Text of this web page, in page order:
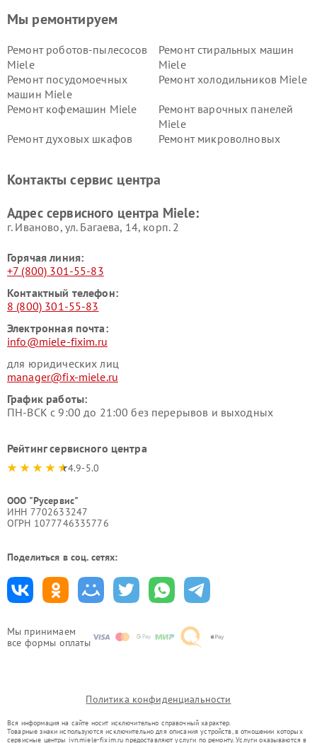
Мы принимаем
все формы оплаты
Мы ремонтируем
Ремонт роботов-пылесосов
Miele
Ремонт стиральных машин
Miele
Ремонт посудомоечных
машин Miele
Ремонт холодильников Miele
Ремонт кофемашин Miele
Ремонт варочных панелей
Miele
Ремонт духовых шкафов
Ремонт микроволновых
Miele
Miele
пылесосов Miele
Контакты сервис центра
Адрес сервисного центра Miele:
г. Иваново, ул. Багаева, 14, корп. 2
Горячая линия:
+7 (800) 301-55-83
Контактный телефон:
8 (800) 301-55-83
Электронная почта:
info@miele-fixim.ru
для юридических лиц
manager@fix-miele.ru
График работы:
ПН-ВСК с 9:00 до 21:00 без перерывов и выходных
Рейтинг сервисного центра
4.9-5.0
ООО "Русервис"
ИНН 7702633247
ОГРН 1077746335776
Поделиться в соц. сетях:
Политика конфиденциальности
Вся информация на сайте носит исключительно справочный характер.
Товарные знаки используются исключительно для описания устройств, в отношении которых
сервисные центры ivn.miele-fixim.ru предоставляют услуги по ремонту. Услуги оказываются в